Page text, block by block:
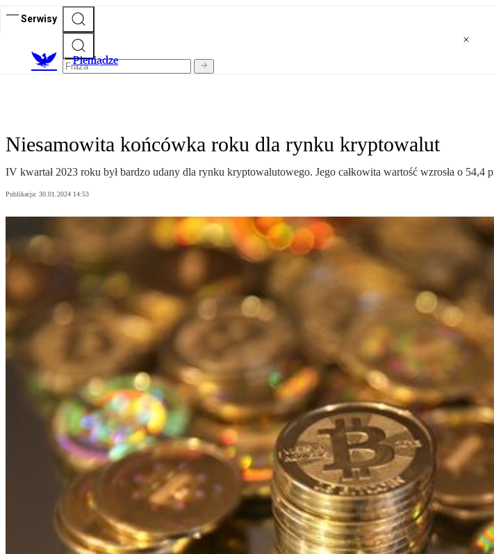
Serwisy
Pieniądze
Niesamowita końcówka roku dla rynku kryptowalut
IV kwartał 2023 roku był bardzo udany dla rynku kryptowalutowego. Jego całkowita wartość wzrosła o 54,4
Publikacja: 30.01.2024 14:53